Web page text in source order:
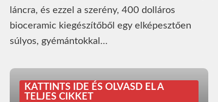
láncra, és ezzel a szerény, 400 dolláros
bioceramic kiegészítőből egy elképesztően
súlyos, gyémántokkal…
KATTINTS IDE ÉS OLVASD EL A
TELJES CIKKET